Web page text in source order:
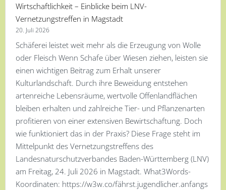
Wirtschaftlichkeit – Einblicke beim LNV-
Vernetzungstreffen in Magstadt
20. Juli 2026
Schäferei leistet weit mehr als die Erzeugung von Wolle
oder Fleisch Wenn Schafe über Wiesen ziehen, leisten sie
einen wichtigen Beitrag zum Erhalt unserer
Kulturlandschaft. Durch ihre Beweidung entstehen
artenreiche Lebensräume, wertvolle Offenlandflächen
bleiben erhalten und zahlreiche Tier- und Pflanzenarten
profitieren von einer extensiven Bewirtschaftung. Doch
wie funktioniert das in der Praxis? Diese Frage steht im
Mittelpunkt des Vernetzungstreffens des
Landesnaturschutzverbandes Baden-Württemberg (LNV)
am Freitag, 24. Juli 2026 in Magstadt. What3Words-
Koordinaten: https://w3w.co/fährst.jugendlicher.anfangs